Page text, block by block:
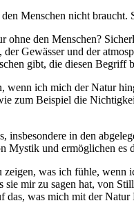
Menschen nicht
ohne den Menschen?
Gewässer und der
gibt, die diesen Begriff
wenn ich mich der Natur
zum Beispiel die
insbesondere in den
Mystik und ermöglichen es
was ich fühle,
sie mir zu sagen hat, von
was mich mit der Natur